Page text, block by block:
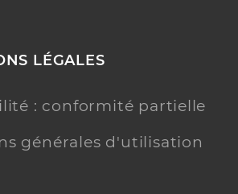
LÉGALES
: conformité partielle
générales d'utilisation